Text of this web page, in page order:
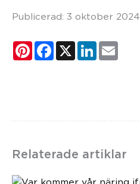
Publicerad: 3 oktober 2024
PinterestFacebook
X LinkedIn
Relaterade artiklar